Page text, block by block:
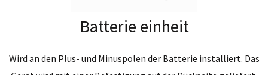
Batterie einheit
Wird an den Plus- und Minuspolen der Batterie installiert. Das